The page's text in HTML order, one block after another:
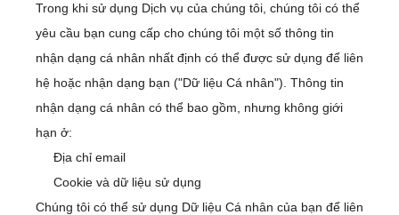
Trong khi sử dụng Dịch vụ của chúng tôi, chúng tôi có thể
yêu cầu bạn cung cấp cho chúng tôi một số thông tin
nhận dạng cá nhân nhất định có thể được sử dụng để liên
hệ hoặc nhận dạng bạn ("Dữ liệu Cá nhân"). Thông tin
nhận dạng cá nhân có thể bao gồm, nhưng không giới
hạn ở:
Địa chỉ email
Cookie và dữ liệu sử dụng
Chúng tôi có thể sử dụng Dữ liệu Cá nhân của bạn để liên